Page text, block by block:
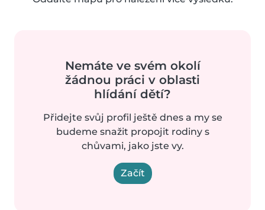
Nemáte ve svém okolí
žádnou práci v oblasti
hlídání dětí?
Přidejte svůj profil ještě dnes a my se
budeme snažit propojit rodiny s
chůvami, jako jste vy.
Začít